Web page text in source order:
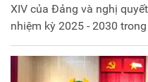
XIV của Đảng và nghị
nhiệm kỳ 2025 - 2030